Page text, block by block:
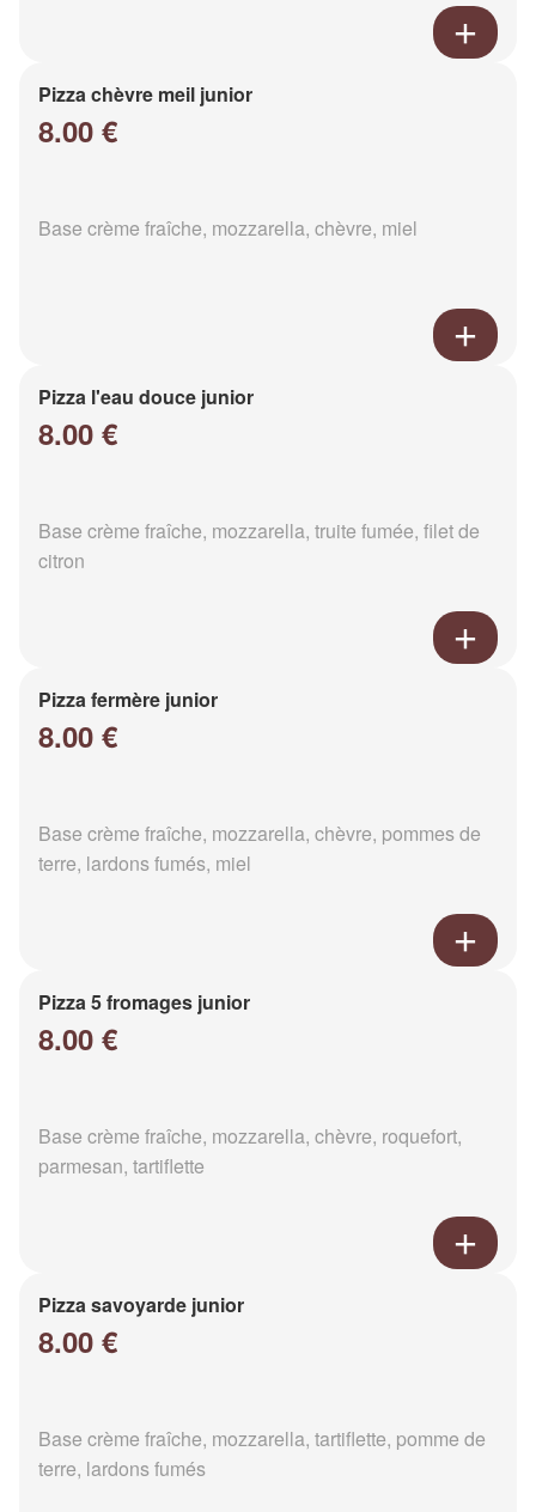
Pizza chèvre meil junior
8.00 €
Base crème fraîche, mozzarella, chèvre, miel
Pizza l'eau douce junior
8.00 €
Base crème fraîche, mozzarella, truite fumée, filet de
citron
Pizza fermère junior
8.00 €
Base crème fraîche, mozzarella, chèvre, pommes de
terre, lardons fumés, miel
Pizza 5 fromages junior
8.00 €
Base crème fraîche, mozzarella, chèvre, roquefort,
parmesan, tartiflette
Pizza savoyarde junior
8.00 €
Base crème fraîche, mozzarella, tartiflette, pomme de
terre, lardons fumés